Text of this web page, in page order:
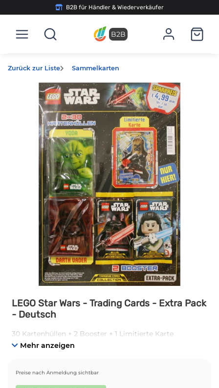
B2B für Händler & Wiederverkäufer
B2B
Zurück zur Liste Sammelkarten
LEGO Star Wars - Trading Cards - Extra Pack
- Deutsch
30 Kartenhüllen + 2 Booster + 1 Limitierte Karte
Mehr anzeigen
Preise nach Anmeldung sichtbar